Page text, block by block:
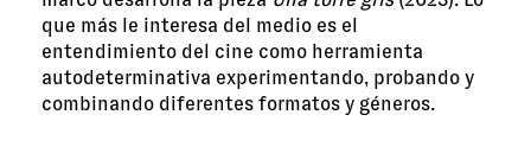
que más le interesa del medio es el
entendimiento del cine como herramienta
autodeterminativa experimentando, probando y
combinando diferentes formatos y géneros.